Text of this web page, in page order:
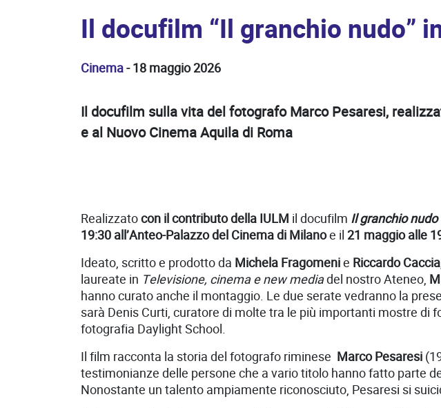
Il docufilm “Il granchio nudo”
Cinema- 18 maggio 2026
Il docufilm sulla vita del fotografo Marco Pesaresi,
e al Nuovo Cinema Aquila di Roma
Realizzatocon il contributo della IULM il docufilm Il granchio
19:30 all’Anteo-Palazzo del Cinema di Milanoe il 21 maggio alle
Ideato, scritto e prodotto da Michela Fragomenie Riccardo Caccia
laureate in Televisione, cinema e new mediadel nostro Ateneo,
hanno curato anche il montaggio. Le due serate vedranno la
sarà Denis Curti, curatore di molte tra le più importanti mostre di
fotografia Daylight School.
Il film racconta la storia del fotografo riminese Marco Pesaresi
testimonianze delle persone che a vario titolo hanno fatto parte
Nonostante un talento ampiamente riconosciuto, Pesaresi si